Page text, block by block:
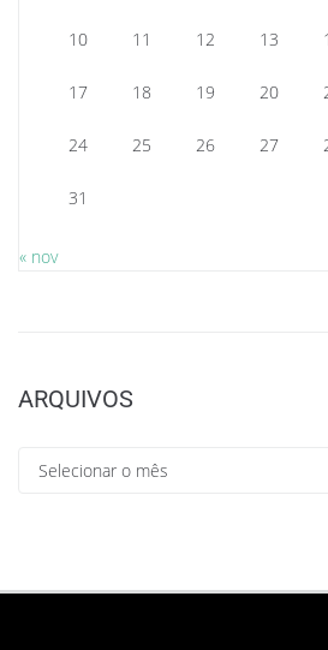
10 11 12 13
17 18 19 20
24 25 26 27
31
« nov
ARQUIVOS